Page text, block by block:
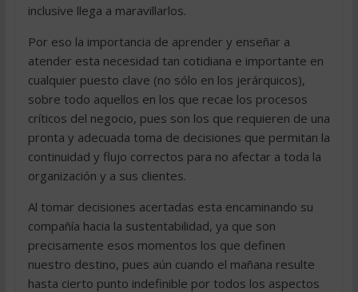
inclusive llega a maravillarlos.
Por eso la importancia de aprender y enseñar a
atender esta necesidad tan cotidiana e importante en
cualquier puesto clave (no sólo en los jerárquicos),
sobre todo aquellos en los que recae los procesos
críticos del negocio, pues son los que requieren de una
pronta y adecuada toma de decisiones que permitan la
continuidad y flujo correctos para no afectar a toda la
organización y a sus clientes.
Al tomar decisiones acertadas esta encaminando su
compañía hacia la sustentabilidad, ya que son
precisamente esos momentos los que definen
nuestro destino, pues aún cuando el mañana resulte
hasta cierto punto indefinible por todos los aspectos